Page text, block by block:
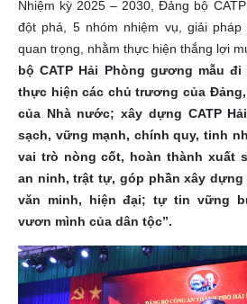
Nhiệm kỳ 2025 – 2030, Đảng bộ
đột phá, 5 nhóm nhiệm vụ, giải
quan trọng, nhằm thực hiện thắng lợi
bộ CATP Hải Phòng gương mẫu đi
thực hiện các chủ trương của
của Nhà nước; xây dựng CATP
sạch, vững mạnh, chính quy, tinh
vai trò nòng cốt, hoàn thành xuất
an ninh, trật tự, góp phần xây dựng
văn minh, hiện đại; tự tin vững
vươn mình của dân tộc”.